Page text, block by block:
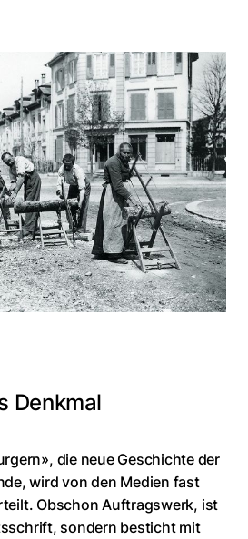
Denkmal
die neue Geschichte der
wird von den Medien fast
Obschon Auftragswerk, ist
sondern besticht mit